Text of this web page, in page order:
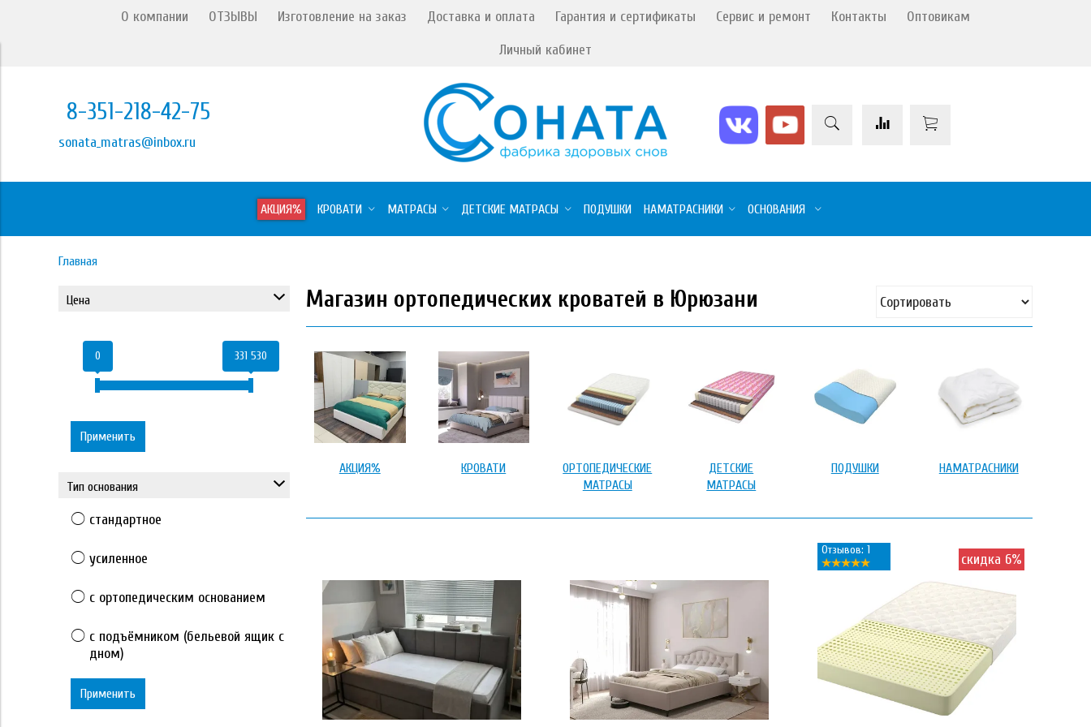
О компании ОТЗЫВЫ Изготовление на заказ Доставка и оплата Гарантия и сертификаты Сервис и ремонт Контакты
Оптовикам
Личный кабинет
8-351-218-42-75
sonata_matras@inbox.ru
АКЦИЯ% КРОВАТИ МАТРАСЫ ДЕТСКИЕ МАТРАСЫ ПОДУШКИ НАМАТРАСНИКИ ОСНОВАНИЯ
Главная
Цена
0 331 530
Применить
Тип основания
стандартное
усиленное
с ортопедическим основанием
с подъёмником (бельевой ящик с
дном)
Применить
Магазин ортопедических кроватей в Юрюзани
АКЦИЯ% КРОВАТИ
ОРТОПЕДИЧЕСКИЕ
МАТРАСЫ
ДЕТСКИЕ
МАТРАСЫ
ПОДУШКИ НАМАТРАСНИКИ
Отзывов: 1
скидка 6%